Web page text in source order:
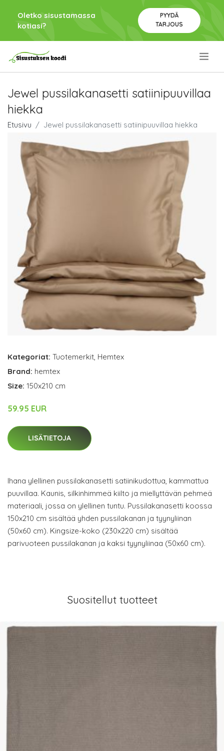
Oletko sisustamassa
kotiasi?
PYYDÄ
TARJOUS
Jewel pussilakanasetti satiinipuuvillaa
hiekka
Etusivu Jewel pussilakanasetti satiinipuuvillaa hiekka
Kategoriat: Tuotemerkit, Hemtex
Brand: hemtex
Size: 150x210 cm
59.95 EUR
LISÄTIETOJA
Ihana ylellinen pussilakanasetti satiinikudottua, kammattua
puuvillaa. Kaunis, silkinhimmeä kiilto ja miellyttävän pehmeä
materiaali, jossa on ylellinen tuntu. Pussilakanasetti koossa
150x210 cm sisältää yhden pussilakanan ja tyynyliinan
(50x60 cm). Kingsize-koko (230x220 cm) sisältää
parivuoteen pussilakanan ja kaksi tyynyliinaa (50x60 cm).
Suositellut tuotteet